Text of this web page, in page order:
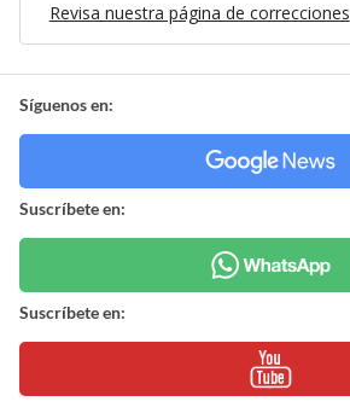
Revisa nuestra página de correcciones
Síguenos en:
Suscríbete en:
Suscríbete en: